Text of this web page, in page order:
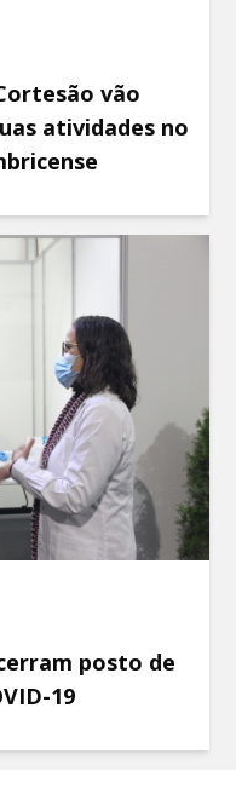
vão
atividades no
posto de
19